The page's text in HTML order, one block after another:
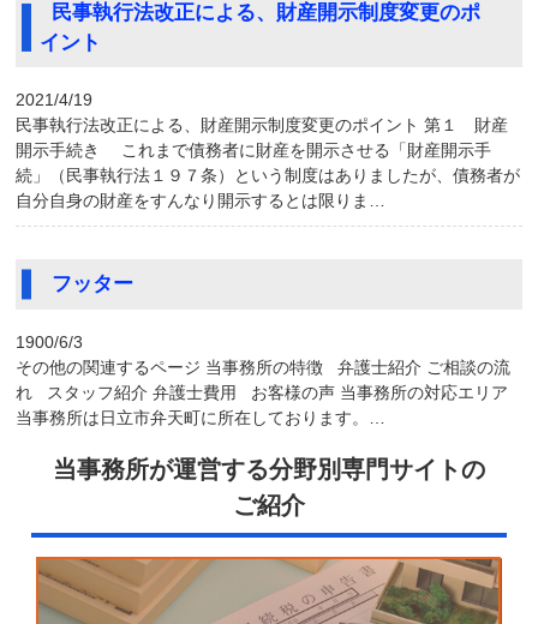
民事執行法改正による、財産開示制度変更のポ
イント
2021/4/19
民事執行法改正による、財産開示制度変更のポイント 第１ 財産
開示手続き これまで債務者に財産を開示させる「財産開示手
続」（民事執行法１９７条）という制度はありましたが、債務者が
自分自身の財産をすんなり開示するとは限りま…
フッター
1900/6/3
その他の関連するページ 当事務所の特徴 弁護士紹介 ご相談の流
れ スタッフ紹介 弁護士費用 お客様の声 当事務所の対応エリア
当事務所は日立市弁天町に所在しております。…
当事務所が運営する分野別専門サイトの
ご紹介